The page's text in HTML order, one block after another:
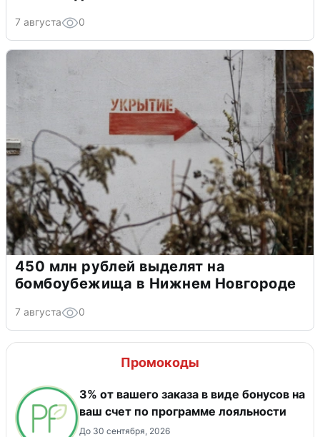
7 августа 0
450 млн рублей выделят на
бомбоубежища в Нижнем Новгороде
7 августа 0
Промокоды
3% от вашего заказа в виде бонусов на
ваш счет по программе лояльности
До 30 сентября, 2026